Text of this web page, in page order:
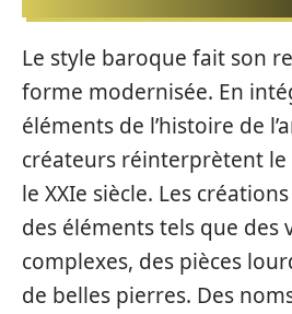
Le style baroque fait son
forme modernisée. En
éléments de l’histoire de
créateurs réinterprètent le
le XXIe siècle. Les
des éléments tels que des
complexes, des pièces
de belles pierres. Des